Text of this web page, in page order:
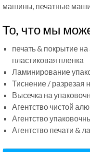
машины, печатные
То, что мы
печать & покрытие
пластиковая пленка
Ламинирование
Тиснение / разрезая
Высечка на
Агентство чистой
Агентство
Агентство печати &